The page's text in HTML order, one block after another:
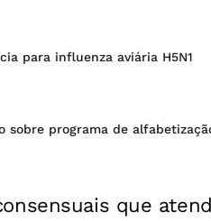
para influenza aviária H5N1
sobre programa de
que